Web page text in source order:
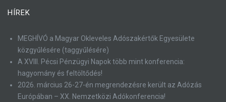
HÍREK
MEGHÍVÓ a Magyar Okleveles Adószakértők Egyesülete
közgyűlésére (taggyűlésére)
A XVIII. Pécsi Pénzügyi Napok több mint konferencia:
hagyomány és feltöltődés!
2026. március 26-27-én megrendezésre került az Adózás
Európában – XX. Nemzetközi Adókonferencia!